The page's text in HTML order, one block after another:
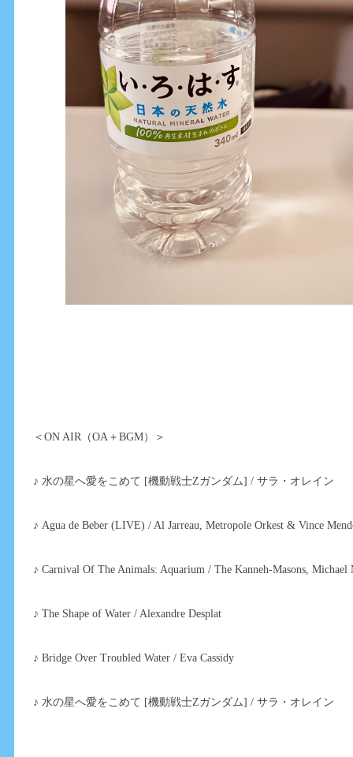
＜ON AIR（OA＋BGM）＞
♪ 水の星へ愛をこめて [機動戦士Ζガンダム] / サラ・オレイン
♪ Agua de Beber (LIVE) / Al Jarreau, Metropole Orkest & Vince
♪ Carnival Of The Animals: Aquarium / The Kanneh-Masons,
♪ The Shape of Water / Alexandre Desplat
♪ Bridge Over Troubled Water / Eva Cassidy
♪ 水の星へ愛をこめて [機動戦士Ζガンダム] / サラ・オレイン